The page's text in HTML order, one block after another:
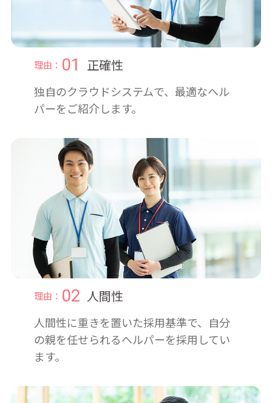
理由： 01 正確性
独自のクラウドシステムで、最適なヘル
パーをご紹介します。
理由： 02 人間性
人間性に重きを置いた採用基準で、自分
の親を任せられるヘルパーを採用してい
ます。